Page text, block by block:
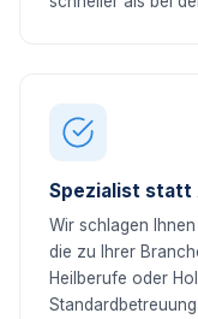
Spezialist statt
Wir schlagen
die zu Ihrer
Heilberufe oder